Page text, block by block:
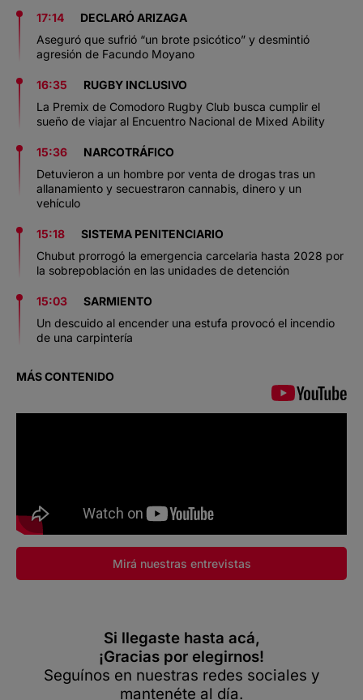
17:14
DECLARÓ ARIZAGA
Aseguró que sufrió “un brote psicótico” y desmintió
agresión de Facundo Moyano
16:35
RUGBY INCLUSIVO
La Premix de Comodoro Rugby Club busca cumplir el
sueño de viajar al Encuentro Nacional de Mixed Ability
15:36
NARCOTRÁFICO
Detuvieron a un hombre por venta de drogas tras un
allanamiento y secuestraron cannabis, dinero y un
vehículo
15:18
SISTEMA PENITENCIARIO
Chubut prorrogó la emergencia carcelaria hasta 2028 por
la sobrepoblación en las unidades de detención
15:03
SARMIENTO
Un descuido al encender una estufa provocó el incendio
de una carpintería
MÁS CONTENIDO
Mirá nuestras entrevistas
Si llegaste hasta acá,
¡Gracias por elegirnos!
Seguínos en nuestras redes sociales y
mantenéte al día.